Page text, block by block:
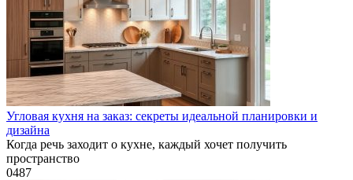
Угловая кухня на заказ: секреты идеальной планировки и
дизайна
Когда речь заходит о кухне, каждый хочет получить
пространство
0487